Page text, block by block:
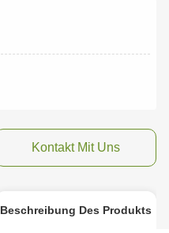
Kontakt Mit Uns
Beschreibung Des Produkts